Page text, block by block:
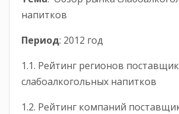
напитков
Период: 2012 год
1.1. Рейтинг регионов
слабоалкогольных напитков
1.2. Рейтинг компаний